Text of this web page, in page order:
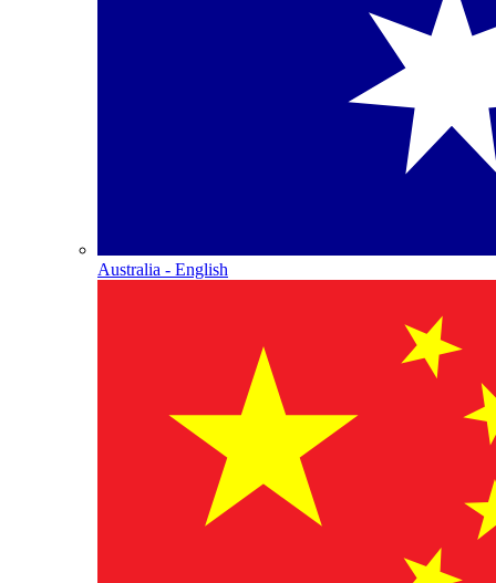
Australia - English